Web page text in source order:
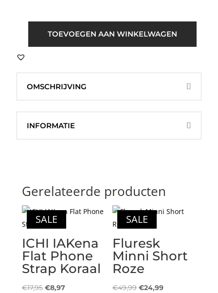
Striped
Beige
Blauw
aantal
TOEVOEGEN AAN WINKELWAGEN
OMSCHRIJVING
INFORMATIE
Gerelateerde producten
SALE
ICHI IAKena
Flat Phone
Strap Koraal
€17,95 Oorspronkelijke
€8,97Huidige
SALE
Fluresk
Minni Short
Roze
€49,99 Oorspronkelijke
€24,99Huidige